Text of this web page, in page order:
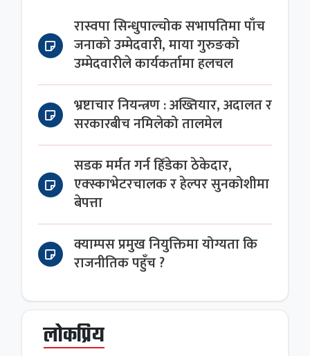
रास्वपा सिन्धुपाल्चोक सभापतिमा पाँच
जनाको उम्मेदवारी, माया गुरुङको
उम्मेदवारीले कार्यकर्तामा हलचल
भ्रष्टाचार नियन्त्रण : अख्तियार, अदालत र
सरकारबीच नमिलेको तालमेल
सडक मर्मत गर्न हिँडेका ठेकेदार,
एक्स्काभेटरचालक र हेल्पर सुनकोशीमा
बेपत्ता
क्याम्पस प्रमुख नियुक्तिमा योग्यता कि
राजनीतिक पहुँच ?
लोकप्रिय